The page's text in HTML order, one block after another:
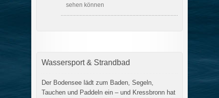
sehen können
Wassersport & Strandbad
Der Bodensee lädt zum Baden, Segeln,
Tauchen und Paddeln ein – und Kressbronn hat